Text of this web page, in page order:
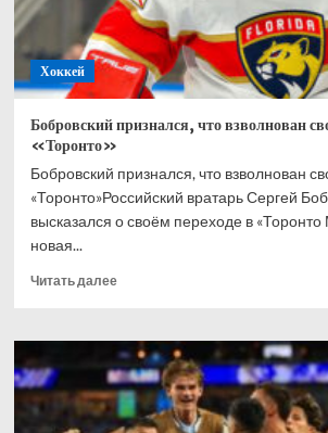
Хоккей
Бобровский признался, что взволнован
«Торонто»
Бобровский признался, что взволнован
«Торонто»Российский вратарь Сергей
высказался о своём переходе в
новая...
Читать далееПрочитать
Бобровский
признался,
что
взволнован
своим